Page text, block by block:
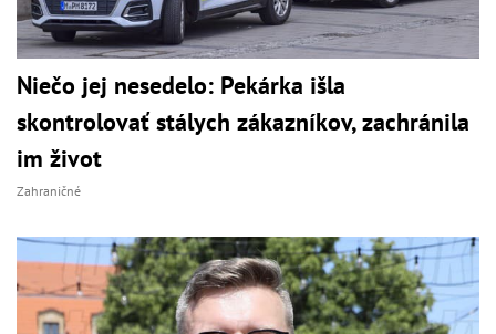
Niečo jej nesedelo: Pekárka išla
skontrolovať stálych zákazníkov, zachránila
im život
Zahraničné